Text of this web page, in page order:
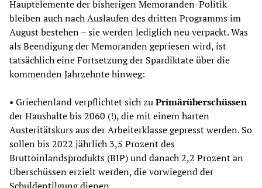
Hauptelemente der bisherigen Memoranden-Politik
bleiben auch nach Auslaufen des dritten Programms im
August bestehen – sie werden lediglich neu verpackt. Was
als Beendigung der Memoranden gepriesen wird, ist
tatsächlich eine Fortsetzung der Spardiktate über die
kommenden Jahrzehnte hinweg:
• Griechenland verpflichtet sich zuPrimärüberschüssen
der Haushalte bis 2060 (!), die mit einem harten
Austeritätskurs aus der Arbeiterklasse gepresst werden. So
sollen bis 2022 jährlich 3,5 Prozent des
Bruttoinlandsprodukts (BIP) und danach 2,2 Prozent an
Überschüssen erzielt werden, die vorwiegend der